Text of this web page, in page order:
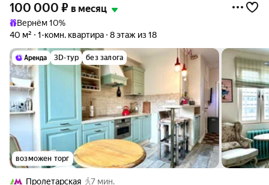
100 000 ₽ в месяц
Вернём 10%
40 м²
1-комн. квартира 8 этаж из 18
3D-тур без залога
возможен торг
Пролетарская 7 мин.